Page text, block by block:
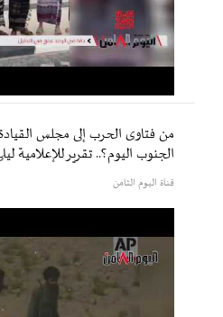
من فتاوى الحرب إلى مجلس
الجنوب اليوم؟.. تقرير للإعلامية
قناة اليوم الثامن